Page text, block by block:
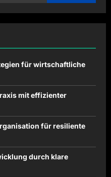
für wirtschaftliche
mit effizienter
für resiliente
durch klare